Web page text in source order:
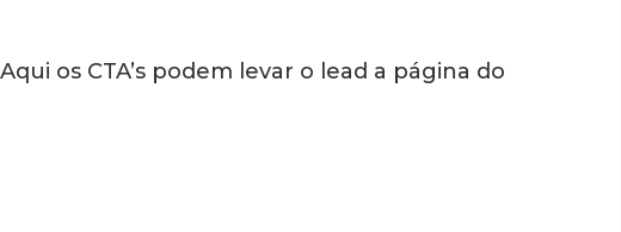
os CTA’s podem levar o lead a página do